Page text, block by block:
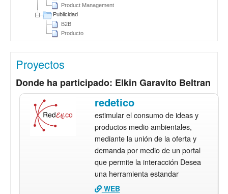
Product Management
Publicidad
B2B
Producto
Proyectos
Donde ha participado: Elkin Garavito Beltran
redetico
estimular el consumo de ideas y
productos medio ambientales,
mediante la unión de la oferta y
demanda por medio de un portal
que permite la interacción Desea
una herramienta estandar
WEB